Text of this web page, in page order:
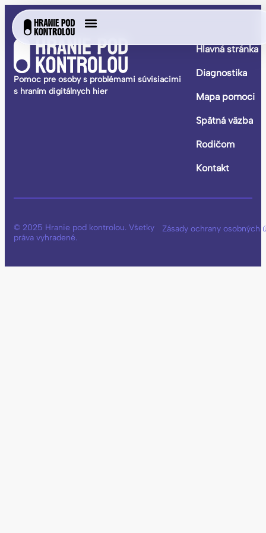
Pomoc pre osoby s problémami súvisiacimi
s hraním digitálnych hier
Hlavná stránka
Diagnostika
Mapa pomoci
Spätná väzba
Rodičom
Kontakt
© 2025 Hranie pod kontrolou. Všetky
práva vyhradené.
Zásady ochrany osobných